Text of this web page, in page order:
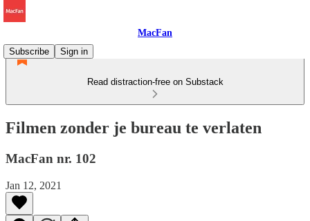
MacFan
Subscribe
Sign in
Read distraction-free on Substack
Filmen zonder je bureau te verlaten
MacFan nr. 102
Jan 12, 2021